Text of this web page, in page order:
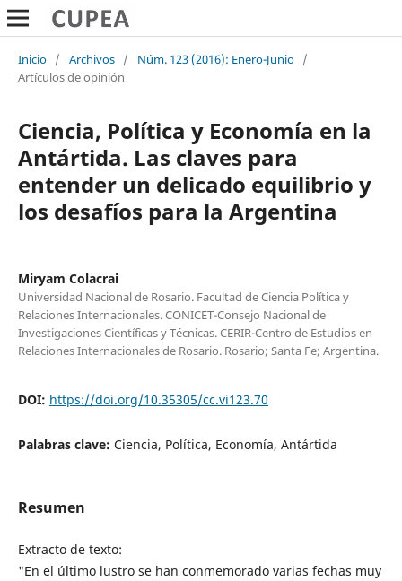
Inicio / Archivos / Núm. 123 (2016): Enero-Junio /
Artículos de opinión
Ciencia, Política y Economía en la
Antártida. Las claves para
entender un delicado equilibrio y
los desafíos para la Argentina
Miryam Colacrai
Universidad Nacional de Rosario. Facultad de Ciencia Política y
Relaciones Internacionales. CONICET-Consejo Nacional de
Investigaciones Científicas y Técnicas. CERIR-Centro de Estudios en
Relaciones Internacionales de Rosario. Rosario; Santa Fe; Argentina.
DOI: https://doi.org/10.35305/cc.vi123.70
Palabras clave: Ciencia, Política, Economía, Antártida
Resumen
Extracto de texto:
"En el último lustro se han conmemorado varias fechas muy